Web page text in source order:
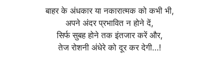
बाहर के अंधकार या नकारात्मक को कभी भी,
अपने अंदर प्रभावित न होने दें,
सिर्फ सुबह होने तक इंतजार करें और,
तेज रोशनी अंधेरे को दूर कर देगी…!